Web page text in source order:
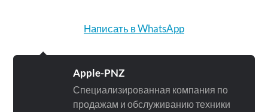
Написать в WhatsApp
Apple-PNZ
Специализированная компания по
продажам и обслуживанию техники